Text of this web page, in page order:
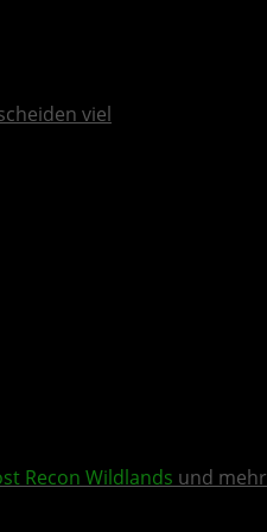
viel
Recon Wildlands und mehr